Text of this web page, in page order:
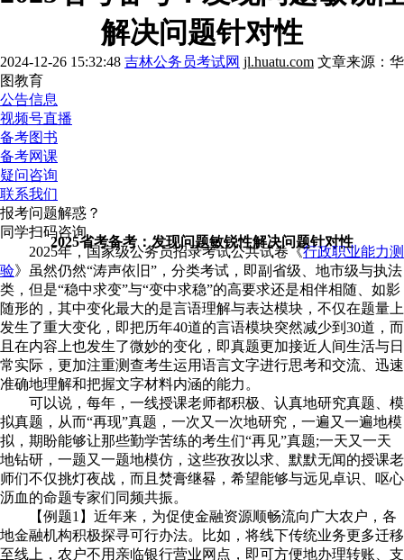
解决问题针对性
2024-12-26 15:32:48 吉林公务员考试网 jl.huatu.com 文章来源：华
图教育
公告信息
视频号直播
备考图书
备考网课
疑问咨询
联系我们
报考问题解惑？
同学扫码咨询
2025省考备考：发现问题敏锐性解决问题针对性
2025年，国家级公务员招录考试公共试卷《行政职业能力测
验》虽然仍然“涛声依旧”，分类考试，即副省级、地市级与执法
类，但是“稳中求变”与“变中求稳”的高要求还是相伴相随、如影
随形的，其中变化最大的是言语理解与表达模块，不仅在题量上
发生了重大变化，即把历年40道的言语模块突然减少到30道，而
且在内容上也发生了微妙的变化，即真题更加接近人间生活与日
常实际，更加注重测查考生运用语言文字进行思考和交流、迅速
准确地理解和把握文字材料内涵的能力。
可以说，每年，一线授课老师都积极、认真地研究真题、模
拟真题，从而“再现”真题，一次又一次地研究，一遍又一遍地模
拟，期盼能够让那些勤学苦练的考生们“再见”真题;一天又一天
地钻研，一题又一题地模仿，这些孜孜以求、默默无闻的授课老
师们不仅挑灯夜战，而且焚膏继晷，希望能够与远见卓识、呕心
沥血的命题专家们同频共振。
【例题1】近年来，为促使金融资源顺畅流向广大农户，各
地金融机构积极探寻可行办法。比如，将线下传统业务更多迁移
至线上，农户不用亲临银行营业网点，即可方便地办理转账、支